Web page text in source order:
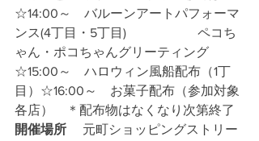
☆14:00～　バルーンアートパフォーマ
ンス(4丁目・5丁目)　　　　　  ペコち
ゃん・ポコちゃんグリーティング
☆15:00～　ハロウィン風船配布（1丁
目）☆16:00～　お菓子配布（参加対象
各店）　＊配布物はなくなり次第終了
開催場所 元町ショッピングストリー